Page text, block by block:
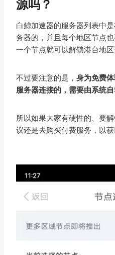
源吗？
白鲸加速器的服务器列表中
务器的，并且每个地区节点
一个节点就可以解锁港台地区
不过要注意的是， 身为免费
服务器连接的，需要由系统
所以如果大家有硬性的、要
议还是去购买付费服务，以获